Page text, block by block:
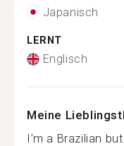
Japanisch
LERNT
Englisch
Meine
I’m a Brazilian